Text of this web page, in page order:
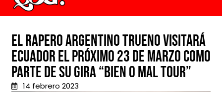
El rapero argentino Trueno visitará
Ecuador el próximo 23 de marzo como
parte de su gira “Bien o Mal Tour”
14 febrero 2023